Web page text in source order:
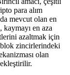
para alım
mevcut olan en
kaymayı en aza
azaltmak için
zincirlerindeki
olan